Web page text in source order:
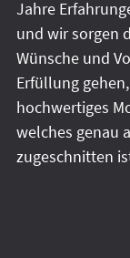
Jahre
und wir sorgen
Wünsche und
Erfüllung
hochwertiges
welches genau
zugeschnitten